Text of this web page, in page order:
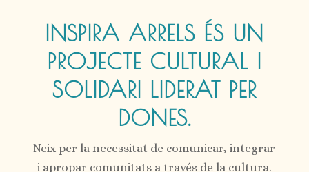
INSPIRA ARRELS ÉS UN
PROJECTE CULTURAL I
SOLIDARI LIDERAT PER
DONES.
Neix per la necessitat de comunicar, integrar
i apropar comunitats a través de la cultura.